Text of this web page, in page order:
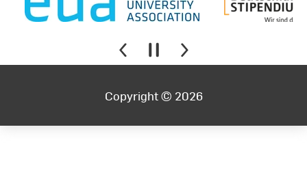
Copyright © 2026